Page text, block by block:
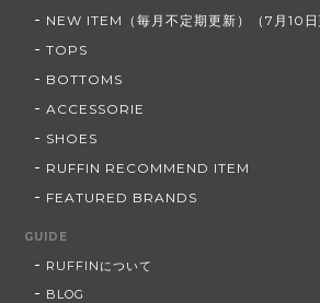
NEW ITEM（毎月不定期更新）（7月10日
TOPS
BOTTOMS
ACCESSORIE
SHOES
RUFFIN RECOMMEND ITEM
FEATURED BRANDS
GUIDE
RUFFINについて
BLOG